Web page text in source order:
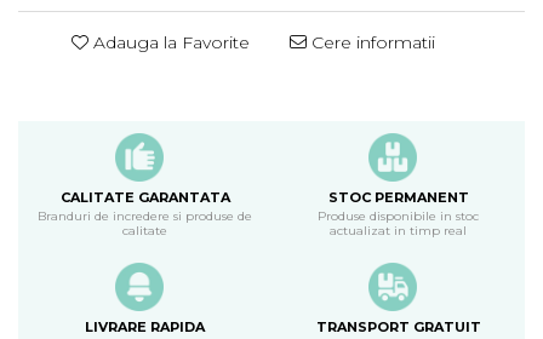
Adauga la Favorite Cere informatii
CALITATE GARANTATA
Branduri de incredere si produse de
calitate
STOC PERMANENT
Produse disponibile in stoc
actualizat in timp real
LIVRARE RAPIDA TRANSPORT GRATUIT